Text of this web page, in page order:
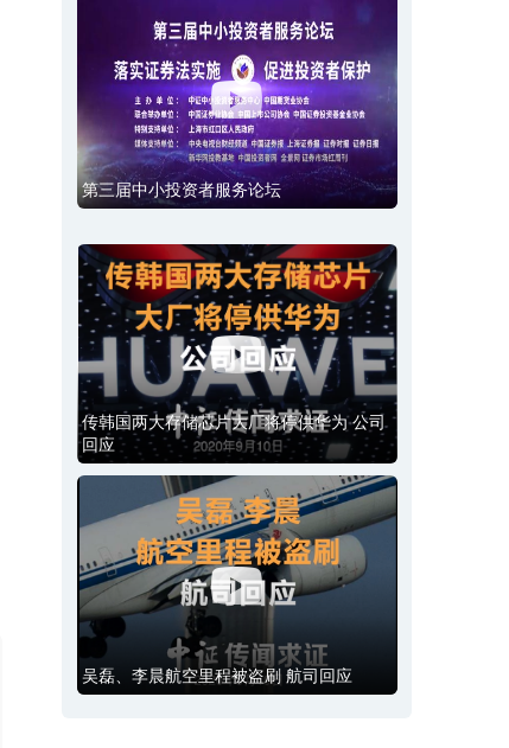
第三届中小投资者服务论坛
传韩国两大存储芯片大厂将停供华为 公司
回应
吴磊、李晨航空里程被盗刷 航司回应